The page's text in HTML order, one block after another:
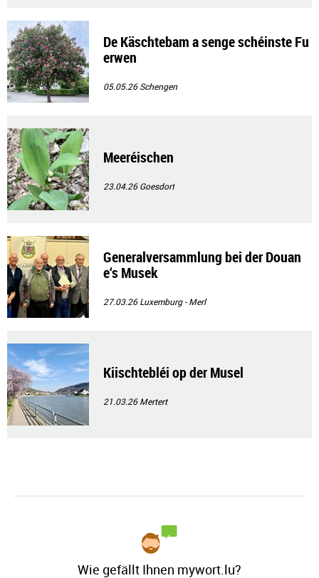
De Käschtebam a senge schéinste Fu
erwen
05.05.26Schengen
Meeréischen
23.04.26Goesdorf
Generalversammlung bei der Douan
e‘s Musek
27.03.26Luxemburg - Merl
Kiischtebléi op der Musel
21.03.26Mertert
Wie gefällt Ihnen mywort.lu?